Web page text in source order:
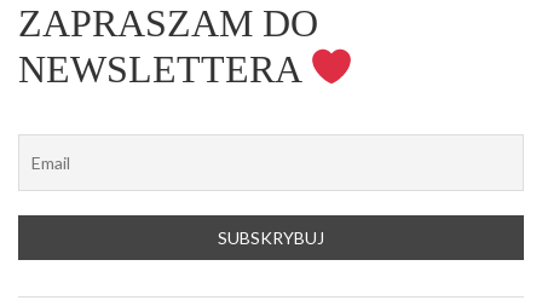
ZAPRASZAM DO
NEWSLETTERA